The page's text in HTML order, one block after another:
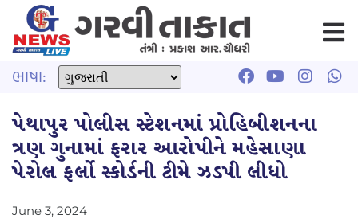
ભાષા:
પેથાપુર પોલીસ સ્ટેશનમાં પ્રોહિબીશનના
ત્રણ ગુનામાં ફરાર આરોપીને મહેસાણા
પેરોલ ફર્લો સ્કોર્ડની ટીમે ઝડપી લીધો
June 3, 2024